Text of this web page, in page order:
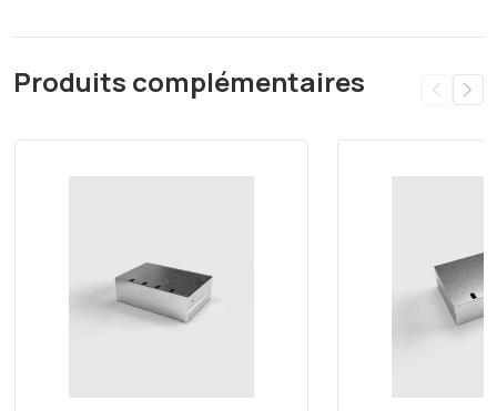
Produits complémentaires
Ignorer la galerie de produits